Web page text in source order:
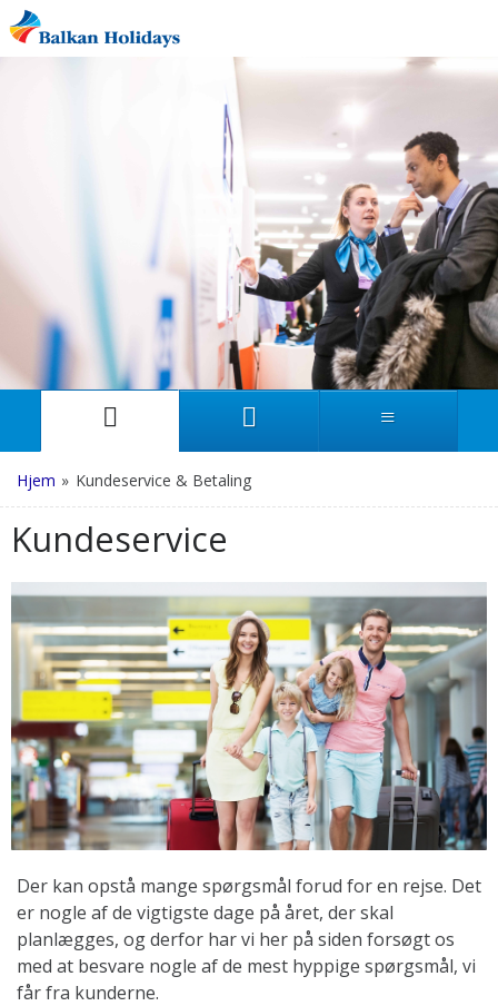
Hjem » Kundeservice & Betaling
Kundeservice
Der kan opstå mange spørgsmål forud for en rejse. Det
er nogle af de vigtigste dage på året, der skal
planlægges, og derfor har vi her på siden forsøgt os
med at besvare nogle af de mest hyppige spørgsmål, vi
får fra kunderne.